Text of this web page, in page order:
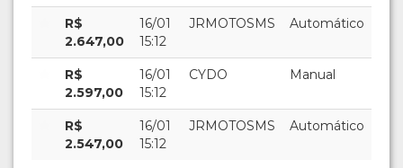
R$
2.647,00
16/01
15:12
JRMOTOSMS Automático
R$
2.597,00
16/01
15:12
CYDO Manual
R$
2.547,00
16/01
15:12
JRMOTOSMS Automático